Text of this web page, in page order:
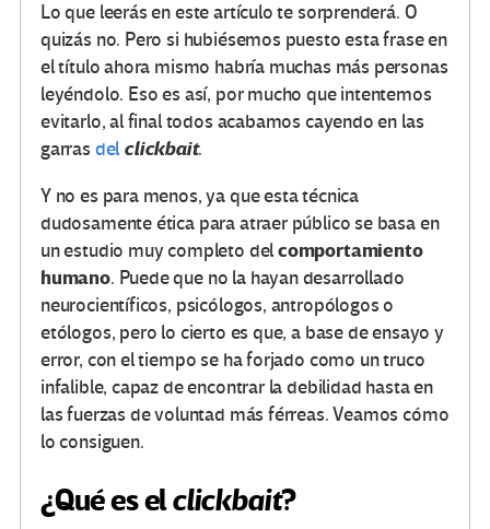
Lo que leerás en este artículo te sorprenderá. O
quizás no. Pero si hubiésemos puesto esta frase en
el título ahora mismo habría muchas más personas
leyéndolo. Eso es así, por mucho que intentemos
evitarlo, al final todos acabamos cayendo en las
garras del clickbait.
Y no es para menos, ya que esta técnica
dudosamente ética para atraer público se basa en
un estudio muy completo delcomportamiento
humano. Puede que no la hayan desarrollado
neurocientíficos, psicólogos, antropólogos o
etólogos, pero lo cierto es que, a base de ensayo y
error, con el tiempo se ha forjado como un truco
infalible, capaz de encontrar la debilidad hasta en
las fuerzas de voluntad más férreas. Veamos cómo
lo consiguen.
¿Qué es elclickbait?